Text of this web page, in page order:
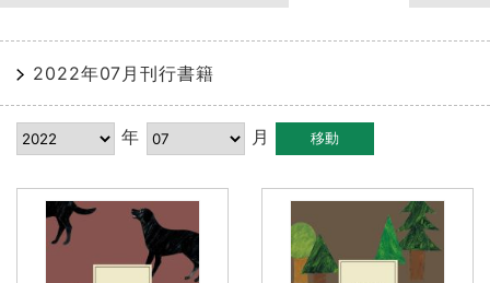
2022年07月刊行書籍
年 月